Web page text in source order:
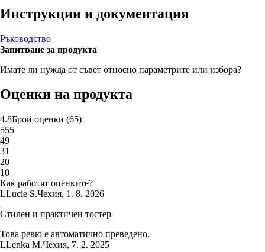
Инструкции и документация
Ръководство
Запитване за продукта
Имате ли нужда от съвет относно параметрите или избора?
Оценки на продукта
4.8Брой оценки (65)
555
49
31
20
10
Как работят оценките?
LLucie S.Чехия, 1. 8. 2026
Стилен и практичен тостер
Това ревю е автоматично преведено.
LLenka M.Чехия, 7. 2. 2025